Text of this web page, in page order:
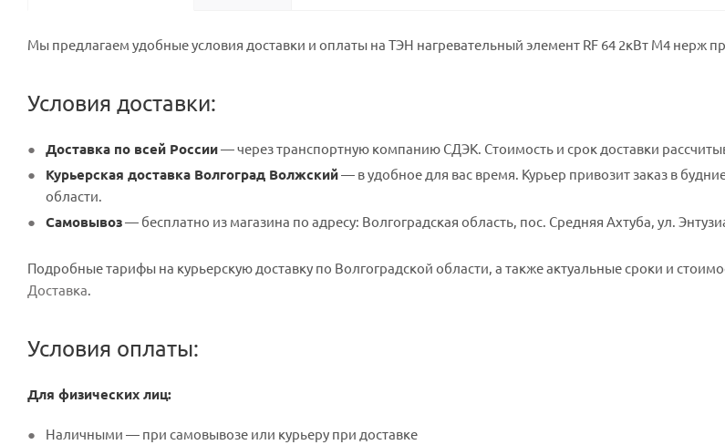
Мы предлагаем удобные условия доставки и оплаты на ТЭН нагревательный элемент RF 64 2кВт М4 нерж
Условия доставки:
Доставка по всей России— через транспортную компанию СДЭК. Стоимость и срок доставки
Курьерская доставка Волгоград Волжский— в удобное для вас время. Курьер привозит заказ в
области.
Самовывоз— бесплатно из магазина по адресу: Волгоградская область, пос. Средняя Ахтуба, ул.
Подробные тарифы на курьерскую доставку по Волгоградской области, а также актуальные сроки и
Доставка.
Условия оплаты:
Для физических лиц:
Наличными — при самовывозе или курьеру при доставке